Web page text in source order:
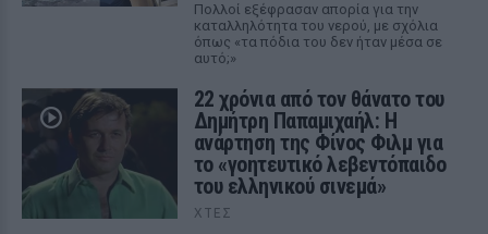
Πολλοί εξέφρασαν απορία για την
καταλληλότητα του νερού, με σχόλια
όπως «τα πόδια του δεν ήταν μέσα σε
αυτό;»
22 χρόνια από τον θάνατο του
Δημήτρη Παπαμιχαήλ: Η
ανάρτηση της Φίνος Φιλμ για
το «γοητευτικό λεβεντόπαιδο
του ελληνικού σινεμά»
ΧΤΕΣ